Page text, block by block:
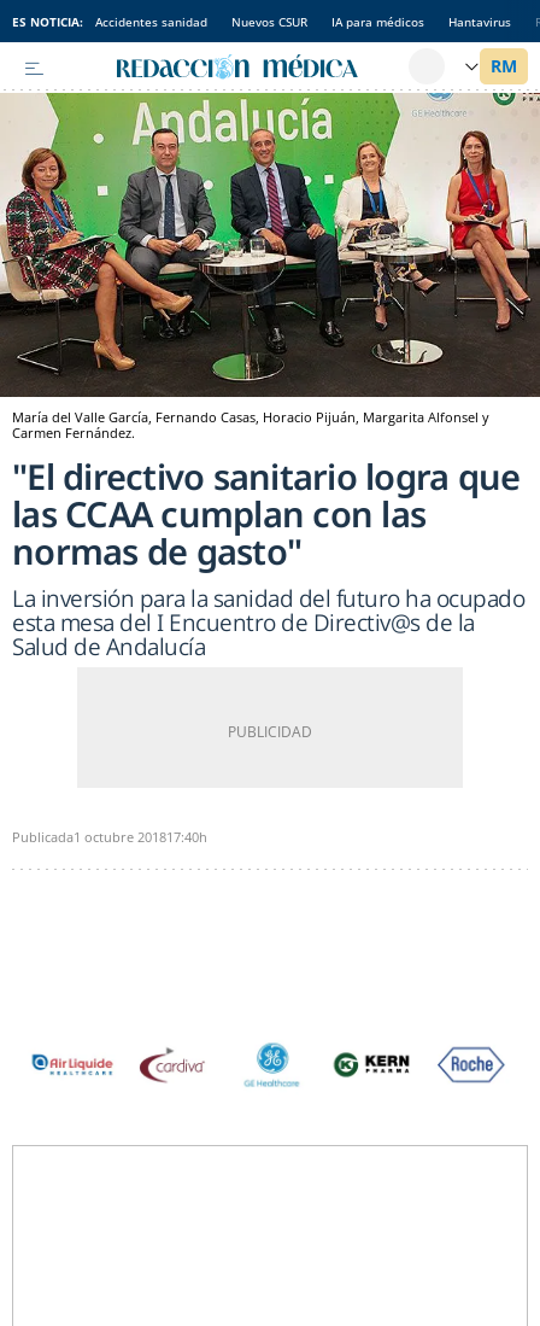
ES NOTICIA: Accidentes sanidad Nuevos CSUR IA para médicos Hantavirus
María del Valle García, Fernando Casas, Horacio Pijuán, Margarita Alfonsel y
Carmen Fernández.
"El directivo sanitario logra que
las CCAA cumplan con las
normas de gasto"
La inversión para la sanidad del futuro ha ocupado
esta mesa del I Encuentro de Directiv@s de la
Salud de Andalucía
Publicada1 octubre 201817:40h